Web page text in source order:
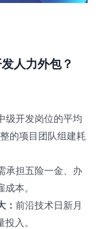
人力外包？
级开发岗位的平均
的项目团队组建耗
承担五险一金、办
本。
： 前沿技术日新月
入。